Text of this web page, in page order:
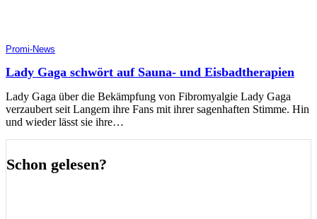
Promi-News
Lady Gaga schwört auf Sauna- und Eisbadtherapien
Lady Gaga über die Bekämpfung von Fibromyalgie Lady Gaga
verzaubert seit Langem ihre Fans mit ihrer sagenhaften Stimme. Hin
und wieder lässt sie ihre…
Schon gelesen?